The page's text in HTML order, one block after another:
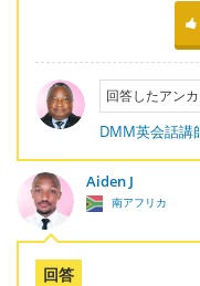
回答したアン
DMM英会話講
Aiden J
南アフリカ
回答